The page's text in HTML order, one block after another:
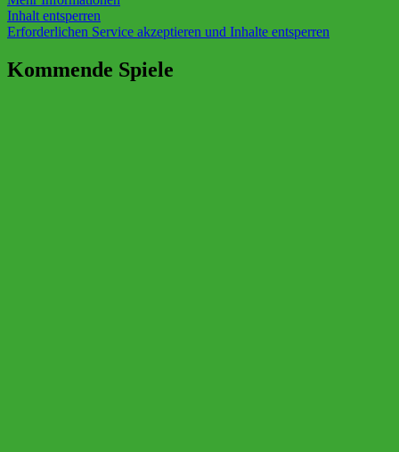
Inhalt entsperren
Erforderlichen Service akzeptieren und Inhalte entsperren
Kommende Spiele